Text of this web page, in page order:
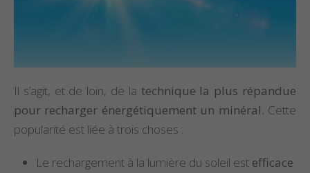
Il s’agit, et de loin, de la technique la plus répandue
pour recharger énergétiquement un minéral. Cette
popularité est liée à trois choses :
Le rechargement à la lumière du soleil est efficace